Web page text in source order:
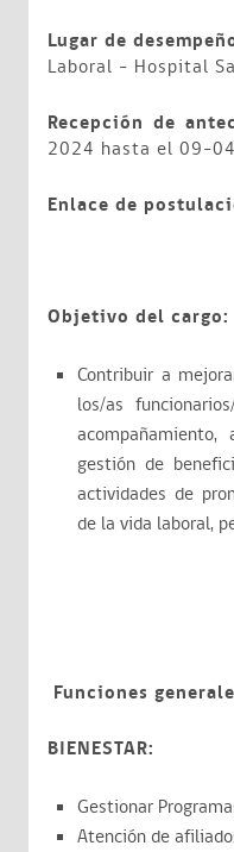
Lugar de
Laboral - Hospital
Recepción de
2024 hasta el 09-
Enlace de
Objetivo del cargo:
Contribuir a
los/as
gestión de
actividades de
de la vida laboral,
Funciones
BIENESTAR:
Gestionar
Atención de